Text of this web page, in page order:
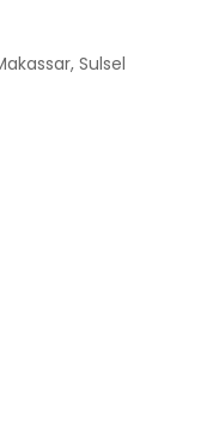
Sulsel